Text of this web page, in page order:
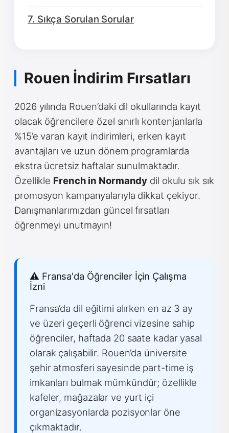
7. Sıkça Sorulan Sorular
Rouen İndirim Fırsatları
2026 yılında Rouen’daki dil okullarında kayıt
olacak öğrencilere özel sınırlı kontenjanlarla
%15’e varan kayıt indirimleri, erken kayıt
avantajları ve uzun dönem programlarda
ekstra ücretsiz haftalar sunulmaktadır.
Özellikle French in Normandy dil okulu sık sık
promosyon kampanyalarıyla dikkat çekiyor.
Danışmanlarımızdan güncel fırsatları
öğrenmeyi unutmayın!
⚠️ Fransa'da Öğrenciler İçin Çalışma
İzni
Fransa’da dil eğitimi alırken en az 3 ay
ve üzeri geçerli öğrenci vizesine sahip
öğrenciler, haftada 20 saate kadar yasal
olarak çalışabilir. Rouen’da üniversite
şehir atmosferi sayesinde part-time iş
imkanları bulmak mümkündür; özellikle
kafeler, mağazalar ve yurt içi
organizasyonlarda pozisyonlar öne
çıkmaktadır.